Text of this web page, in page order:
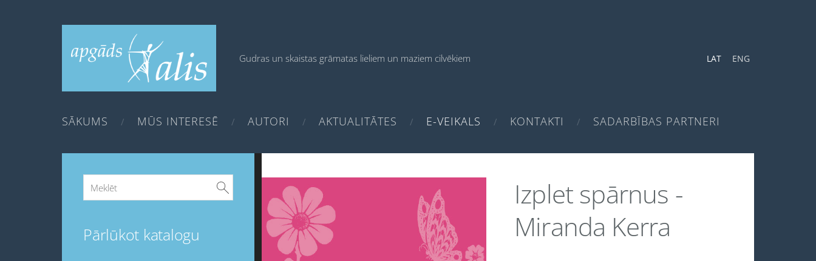
Gudras un skaistas grāmatas lieliem un maziem cilvēkiem
SĀKUMS MŪS INTERESĒ AUTORI AKTUALITĀTES E-VEIKALS KONTAKTI SADARBĪBAS PARTNERI
LAT ENG
Pārlūkot katalogu
Izplet spārnus -
Miranda Kerra